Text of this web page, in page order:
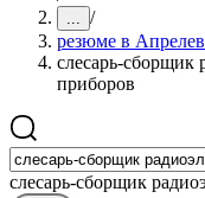
... /
резюме в
слесарь-сборщик
приборов
слесарь-сборщик